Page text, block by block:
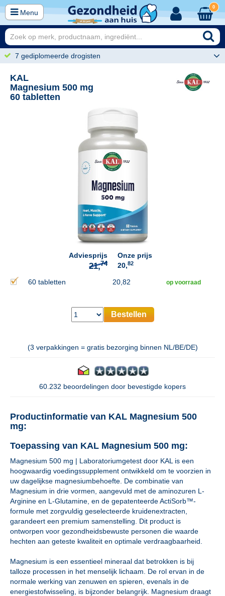
Menu
0
7 gediplomeerde drogisten
KAL
Magnesium 500 mg
60 tabletten
Adviesprijs
21,
Onze prijs
20,82
60 tabletten 20,82 op voorraad
Bestellen
(3 verpakkingen = gratis bezorging binnen NL/BE/DE)
60.232 beoordelingen door bevestigde kopers
Productinformatie van KAL Magnesium 500
mg:
Toepassing van KAL Magnesium 500 mg:
Magnesium 500 mg | Laboratoriumgetest door KAL is een
hoogwaardig voedingssupplement ontwikkeld om te voorzien in
uw dagelijkse magnesiumbehoefte. De combinatie van
Magnesium in drie vormen, aangevuld met de aminozuren L-
Arginine en L-Glutamine, en de gepatenteerde ActiSorb™-
formule met zorgvuldig geselecteerde kruidenextracten,
garandeert een premium samenstelling. Dit product is
ontworpen voor gezondheidsbewuste personen die waarde
hechten aan geteste kwaliteit en optimale verdraagbaarheid.
Magnesium is een essentieel mineraal dat betrokken is bij
talloze processen in het menselijk lichaam. De rol ervan in de
normale werking van zenuwen en spieren, evenals in de
energiestofwisseling, is bijzonder belangrijk. Magnesium draagt